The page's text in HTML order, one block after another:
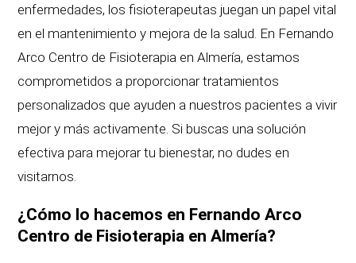
enfermedades, los fisioterapeutas juegan un papel vital
en el mantenimiento y mejora de la salud. En Fernando
Arco Centro de Fisioterapia en Almería, estamos
comprometidos a proporcionar tratamientos
personalizados que ayuden a nuestros pacientes a vivir
mejor y más activamente. Si buscas una solución
efectiva para mejorar tu bienestar, no dudes en
visitarnos.
¿Cómo lo hacemos en Fernando Arco
Centro de Fisioterapia en Almería?